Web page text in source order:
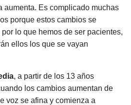
aumenta. Es complicado muchas
porque estos cambios se
lo que hemos de ser pacientes,
ellos los que se vayan
, a partir de los 13 años
los cambios aumentan de
voz se afina y comienza a